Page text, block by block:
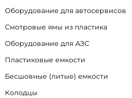
Оборудование для автосервисов
Смотровые ямы из пластика
Оборудование для АЗС
Пластиковые емкости
Бесшовные (литые) емкости
Колодцы